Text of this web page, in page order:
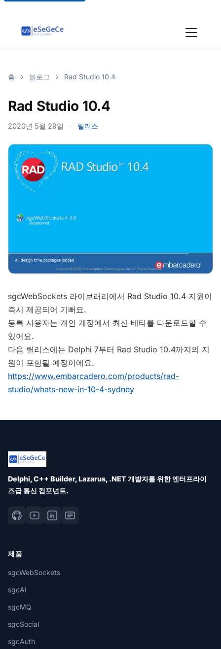
홈 › 블로그 › Rad Studio 10.4
Rad Studio 10.4
2020년 5월 29일 · 릴리스
sgcWebSockets 라이브러리에서 Rad Studio 10.4 지원이
즉시 제공되어 기뻐요.
등록 사용자는 개인 계정에서 최신 베타를 다운로드할 수
있어요.
다음 릴리스에는 Delphi 7부터 Rad Studio 10.4까지의 지
원이 포함될 예정이에요.
https://www.embarcadero.com/products/rad-
studio/whats-new-in-10-4-sydney
Delphi, C++ Builder, Lazarus, .NET 개발자를 위한 엔터프라이
즈급 통신 컴포넌트.
제품
sgcWebSockets
sgcAI
sgcMQ
sgcSocial
sgcAuth